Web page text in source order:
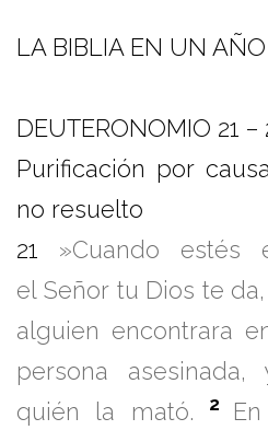
LA BIBLIA EN UN
DEUTERONOMIO 21 –
Purificación por
no resuelto
21 »Cuando
el Señor tu Dios te
alguien encontrara
persona
quién la mató.
2